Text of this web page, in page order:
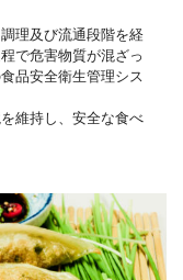
理及び流通段階を経
で危害物質が混ざっ
品安全衛生管理シス
維持し、安全な食べ